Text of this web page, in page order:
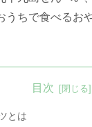
うちで食べるお
目次
とは